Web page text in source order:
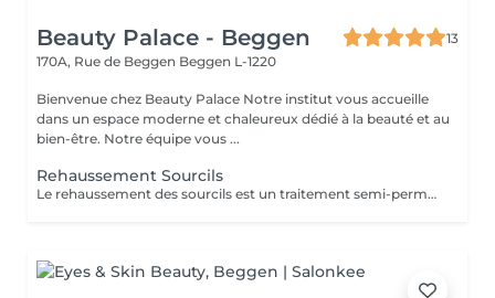
Beauty Palace - Beggen
13
170A, Rue de Beggen Beggen L-1220
Bienvenue chez Beauty Palace Notre institut vous accueille
dans un espace moderne et chaleureux dédié à la beauté et au
bien-être. Notre équipe vous ...
Rehaussement Sourcils
Le rehaussement des sourcils est un traitement semi-permanent qui donne un effet lifté. Les 24-48 premières heures sont cruciales. Voici les recommandations à suivre après la prestation pour optimiser les résultats et la tenue: -Evitez l'eau, la vapeur, l'humidité et la chaleur excessive (pas de douche chaude, sauna, hammam) -Ne frottez pas vos sourcils et ne dormez pas le visage écrasé contre l'oreiller -Pas de maquillage sur la zone (fond de teint) pendant 24 à 48h -Évitez les produits gras ou huileux qui peuvent réduire la durée du rehaussement -Hydratez vos sourcils avec un sérum adapté pour prolonger l'effet En respectant ces conseils, le rehaussement durera entre 4 à 6 semaines avec un effet optimal.